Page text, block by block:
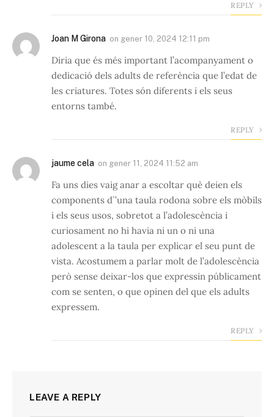
REPLY
Joan M Girona on gener 10, 2024 12:11 pm
Diria que és més important l’acompanyament o
dedicació dels adults de referència que l’edat de
les criatures. Totes són diferents i els seus
entorns també.
REPLY
jaume cela on gener 11, 2024 11:52 am
Fa uns dies vaig anar a escoltar què deien els
components d`’una taula rodona sobre els mòbils
i els seus usos, sobretot a l’adolescència i
curiosament no hi havia ni un o ni una
adolescent a la taula per explicar el seu punt de
vista. Acostumem a parlar molt de l’adolescència
però sense deixar-los que expressin públicament
com se senten, o que opinen del que els adults
expressem.
REPLY
LEAVE A REPLY